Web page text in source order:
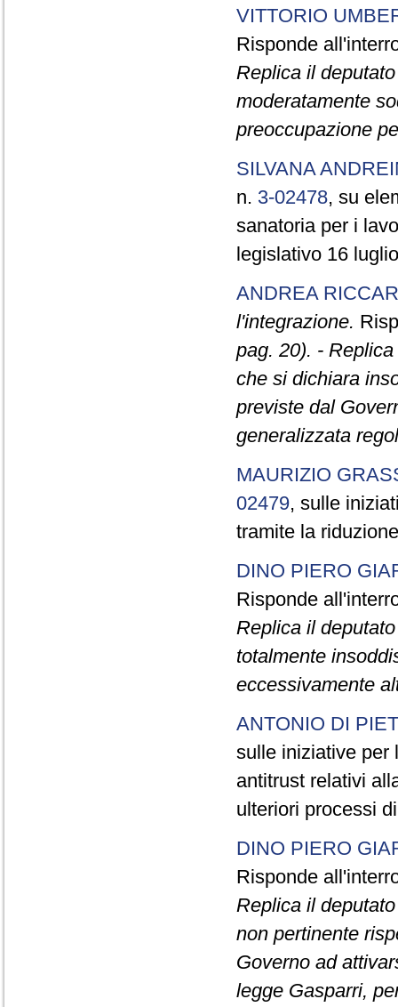
VITTORIO
Risponde
Replica il
moderatamente
preoccupazione
SILVANA
n. 3-02478, su
sanatoria per i
legislativo 16
ANDREA
l'integrazione.
pag. 20). -
che si dichiara
previste dal
generalizzata
MAURIZIO
02479, sulle
tramite la
DINO PIERO
Risponde
Replica il
totalmente
eccessivamente
ANTONIO DI
sulle iniziative per
antitrust relativi
ulteriori processi
DINO PIERO
Risponde
Replica il
non pertinente
Governo ad
legge Gasparri,